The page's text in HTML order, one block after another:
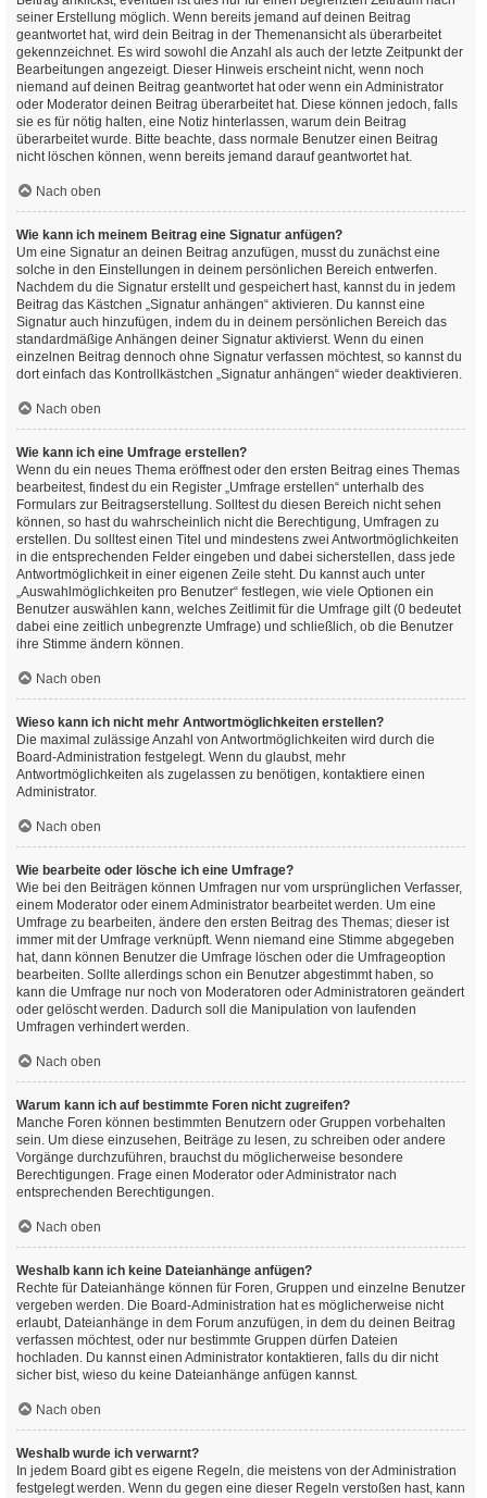
seiner Erstellung möglich. Wenn bereits jemand auf deinen Beitrag
geantwortet hat, wird dein Beitrag in der Themenansicht als überarbeitet
gekennzeichnet. Es wird sowohl die Anzahl als auch der letzte Zeitpunkt der
Bearbeitungen angezeigt. Dieser Hinweis erscheint nicht, wenn noch
niemand auf deinen Beitrag geantwortet hat oder wenn ein Administrator
oder Moderator deinen Beitrag überarbeitet hat. Diese können jedoch, falls
sie es für nötig halten, eine Notiz hinterlassen, warum dein Beitrag
überarbeitet wurde. Bitte beachte, dass normale Benutzer einen Beitrag
nicht löschen können, wenn bereits jemand darauf geantwortet hat.
Nach oben
Wie kann ich meinem Beitrag eine Signatur anfügen?
Um eine Signatur an deinen Beitrag anzufügen, musst du zunächst eine
solche in den Einstellungen in deinem persönlichen Bereich entwerfen.
Nachdem du die Signatur erstellt und gespeichert hast, kannst du in jedem
Beitrag das Kästchen „Signatur anhängen“ aktivieren. Du kannst eine
Signatur auch hinzufügen, indem du in deinem persönlichen Bereich das
standardmäßige Anhängen deiner Signatur aktivierst. Wenn du einen
einzelnen Beitrag dennoch ohne Signatur verfassen möchtest, so kannst du
dort einfach das Kontrollkästchen „Signatur anhängen“ wieder deaktivieren.
Nach oben
Wie kann ich eine Umfrage erstellen?
Wenn du ein neues Thema eröffnest oder den ersten Beitrag eines Themas
bearbeitest, findest du ein Register „Umfrage erstellen“ unterhalb des
Formulars zur Beitragserstellung. Solltest du diesen Bereich nicht sehen
können, so hast du wahrscheinlich nicht die Berechtigung, Umfragen zu
erstellen. Du solltest einen Titel und mindestens zwei Antwortmöglichkeiten
in die entsprechenden Felder eingeben und dabei sicherstellen, dass jede
Antwortmöglichkeit in einer eigenen Zeile steht. Du kannst auch unter
„Auswahlmöglichkeiten pro Benutzer“ festlegen, wie viele Optionen ein
Benutzer auswählen kann, welches Zeitlimit für die Umfrage gilt (0 bedeutet
dabei eine zeitlich unbegrenzte Umfrage) und schließlich, ob die Benutzer
ihre Stimme ändern können.
Nach oben
Wieso kann ich nicht mehr Antwortmöglichkeiten erstellen?
Die maximal zulässige Anzahl von Antwortmöglichkeiten wird durch die
Board-Administration festgelegt. Wenn du glaubst, mehr
Antwortmöglichkeiten als zugelassen zu benötigen, kontaktiere einen
Administrator.
Nach oben
Wie bearbeite oder lösche ich eine Umfrage?
Wie bei den Beiträgen können Umfragen nur vom ursprünglichen Verfasser,
einem Moderator oder einem Administrator bearbeitet werden. Um eine
Umfrage zu bearbeiten, ändere den ersten Beitrag des Themas; dieser ist
immer mit der Umfrage verknüpft. Wenn niemand eine Stimme abgegeben
hat, dann können Benutzer die Umfrage löschen oder die Umfrageoption
bearbeiten. Sollte allerdings schon ein Benutzer abgestimmt haben, so
kann die Umfrage nur noch von Moderatoren oder Administratoren geändert
oder gelöscht werden. Dadurch soll die Manipulation von laufenden
Umfragen verhindert werden.
Nach oben
Warum kann ich auf bestimmte Foren nicht zugreifen?
Manche Foren können bestimmten Benutzern oder Gruppen vorbehalten
sein. Um diese einzusehen, Beiträge zu lesen, zu schreiben oder andere
Vorgänge durchzuführen, brauchst du möglicherweise besondere
Berechtigungen. Frage einen Moderator oder Administrator nach
entsprechenden Berechtigungen.
Nach oben
Weshalb kann ich keine Dateianhänge anfügen?
Rechte für Dateianhänge können für Foren, Gruppen und einzelne Benutzer
vergeben werden. Die Board-Administration hat es möglicherweise nicht
erlaubt, Dateianhänge in dem Forum anzufügen, in dem du deinen Beitrag
verfassen möchtest, oder nur bestimmte Gruppen dürfen Dateien
hochladen. Du kannst einen Administrator kontaktieren, falls du dir nicht
sicher bist, wieso du keine Dateianhänge anfügen kannst.
Nach oben
Weshalb wurde ich verwarnt?
In jedem Board gibt es eigene Regeln, die meistens von der Administration
festgelegt werden. Wenn du gegen eine dieser Regeln verstoßen hast, kann